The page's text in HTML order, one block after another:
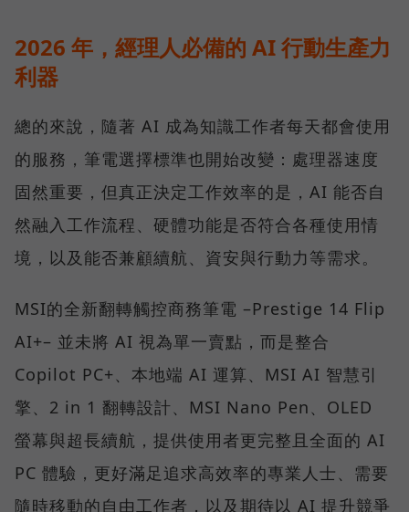
2026 年，經理人必備的 AI 行動生產力
利器
總的來說，隨著 AI 成為知識工作者每天都會使用
的服務，筆電選擇標準也開始改變：處理器速度
固然重要，但真正決定工作效率的是，AI 能否自
然融入工作流程、硬體功能是否符合各種使用情
境，以及能否兼顧續航、資安與行動力等需求。
MSI的全新翻轉觸控商務筆電 –Prestige 14 Flip
AI+– 並未將 AI 視為單一賣點，而是整合
Copilot PC+、本地端 AI 運算、MSI AI 智慧引
擎、2 in 1 翻轉設計、MSI Nano Pen、OLED
螢幕與超長續航，提供使用者更完整且全面的 AI
PC 體驗，更好滿足追求高效率的專業人士、需要
隨時移動的自由工作者，以及期待以 AI 提升競爭